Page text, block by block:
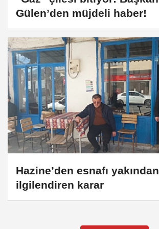
Gülen’den müjdeli haber!
Hazine’den esnafı yakından
ilgilendiren karar